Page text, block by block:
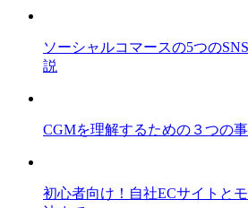
ソーシャルコマースの5つの
説
CGMを理解するための３つの
初心者向け！自社ECサイトと